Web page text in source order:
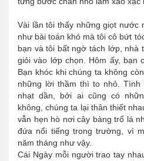
Vài lần tôi thấy những giọt nước
như bài toán khó mà tôi cô bứt
bạn và tôi bất ngờ tách lớp, nhà
giỏi vào lớp chọn. Hôm ấy, bạn
Bạn khóc khi chúng ta không
những lời thầm thì to nhỏ.
nhạt dần, bởi ai cũng có
không, chúng ta lại thân thiết
vẫn hẹn hò nơi cây bàng trổ lá
đứa nổi tiếng trong trường, vì
năm tháng như vậy.
Cái Ngày mỗi người trao tay